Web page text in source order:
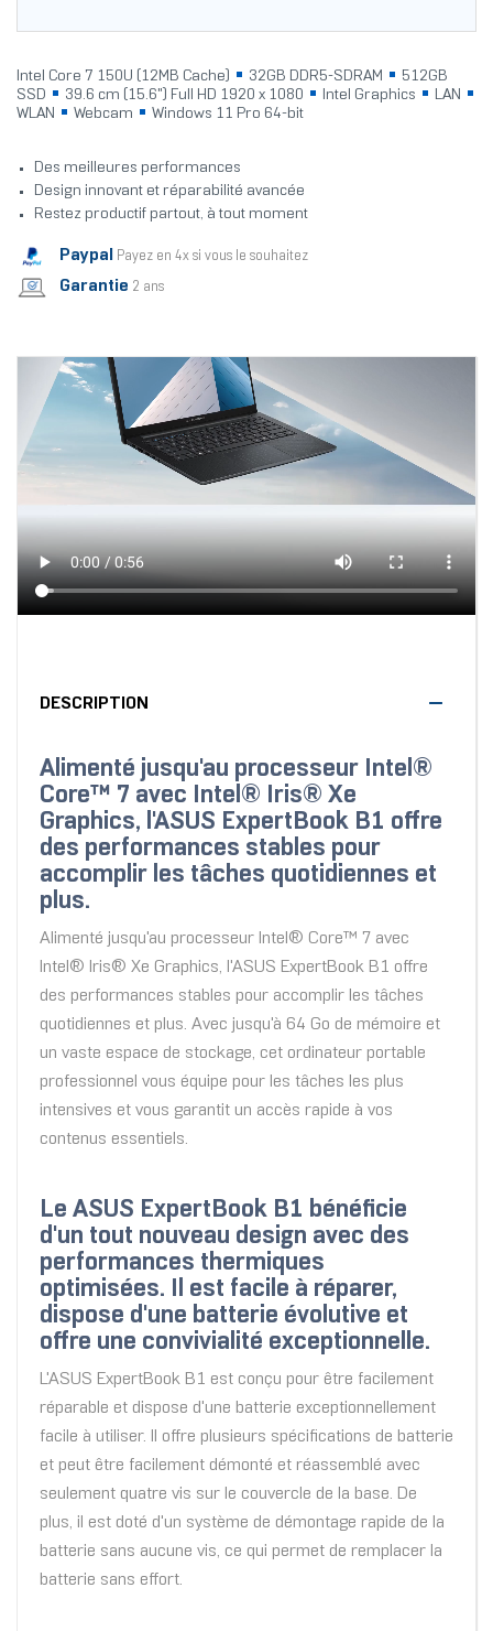
Intel Core 7 150U (12MB Cache) 32GB DDR5-SDRAM
512GB
SSD
39.6 cm (15.6") Full HD 1920 x 1080 Intel Graphics
LAN
WLAN
Webcam Windows 11 Pro 64-bit
Des meilleures performances
Design innovant et réparabilité avancée
Restez productif partout, à tout moment
Paypal Payez en 4x si vous le souhaitez
Garantie 2 ans
DESCRIPTION
Alimenté jusqu'au processeur Intel®
Core™ 7 avec Intel® Iris® Xe
Graphics, l'ASUS ExpertBook B1 offre
des performances stables pour
accomplir les tâches quotidiennes et
plus.
Alimenté jusqu'au processeur Intel® Core™ 7 avec
Intel® Iris® Xe Graphics, l'ASUS ExpertBook B1 offre
des performances stables pour accomplir les tâches
quotidiennes et plus. Avec jusqu'à 64 Go de mémoire et
un vaste espace de stockage, cet ordinateur portable
professionnel vous équipe pour les tâches les plus
intensives et vous garantit un accès rapide à vos
contenus essentiels.
Le ASUS ExpertBook B1 bénéficie
d'un tout nouveau design avec des
performances thermiques
optimisées. Il est facile à réparer,
dispose d'une batterie évolutive et
offre une convivialité exceptionnelle.
L'ASUS ExpertBook B1 est conçu pour être facilement
réparable et dispose d'une batterie exceptionnellement
facile à utiliser. Il offre plusieurs spécifications de batterie
et peut être facilement démonté et réassemblé avec
seulement quatre vis sur le couvercle de la base. De
plus, il est doté d'un système de démontage rapide de la
batterie sans aucune vis, ce qui permet de remplacer la
batterie sans effort.